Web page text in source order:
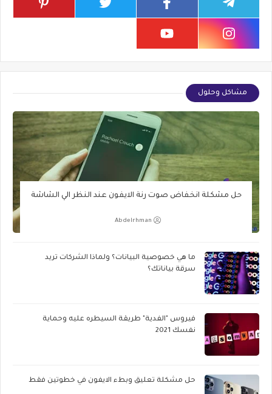
مشاكل وحلول
حل مشكلة انخفاض صوت رنة الايفون عند النظر الي الشاشة
Abdelrhman
ما هي خصوصية البيانات؟ ولماذا الشركات تريد
سرقة بياناتك؟
فيروس "الفدية" طريقة السيطره عليه وحماية
نفسك 2021
حل مشكلة تعليق وبطء الايفون في خطوتين فقط